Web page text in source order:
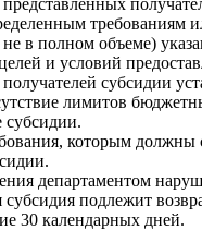
требованиям
не в полном объеме)
и условий
получателей субсидии
лимитов
субсидии.
которым должны
департаментом
субсидия подлежит
30 календарных дней.